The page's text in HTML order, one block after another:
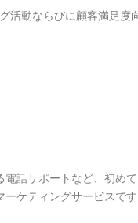
動ならびに顧客満足度
話サポートなど、初め
ケティングサービスです